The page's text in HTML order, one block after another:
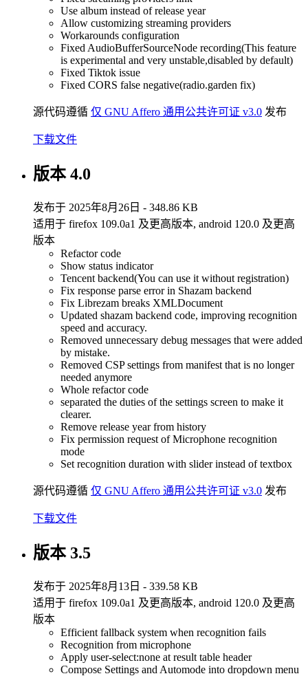
Use album instead of release year
Allow customizing streaming providers
Workarounds configuration
Fixed AudioBufferSourceNode recording(This feature
is experimental and very unstable,disabled by default)
Fixed Tiktok issue
Fixed CORS false negative(radio.garden fix)
源代码遵循 仅 GNU Affero 通用公共许可证 v3.0 发布
下载文件
版本 4.0
发布于 2025年8月26日 - 348.86 KB
适用于 firefox 109.0a1 及更高版本, android 120.0 及更高
版本
Refactor code
Show status indicator
Tencent backend(You can use it without registration)
Fix response parse error in Shazam backend
Fix Librezam breaks XMLDocument
Updated shazam backend code, improving recognition
speed and accuracy.
Removed unnecessary debug messages that were added
by mistake.
Removed CSP settings from manifest that is no longer
needed anymore
Whole refactor code
separated the duties of the settings screen to make it
clearer.
Remove release year from history
Fix permission request of Microphone recognition
mode
Set recognition duration with slider instead of textbox
源代码遵循 仅 GNU Affero 通用公共许可证 v3.0 发布
下载文件
版本 3.5
发布于 2025年8月13日 - 339.58 KB
适用于 firefox 109.0a1 及更高版本, android 120.0 及更高
版本
Efficient fallback system when recognition fails
Recognition from microphone
Apply user-select:none at result table header
Compose Settings and Automode into dropdown menu